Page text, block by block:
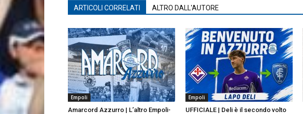
ARTICOLI CORRELATI ALTRO DALL'AUTORE
Empoli
Amarcord Azzurro | L’altro Empoli-
Empoli
UFFICIALE | Deli è il secondo volto